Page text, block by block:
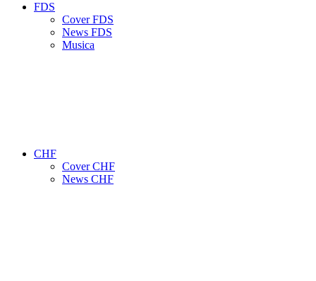
FDS
Cover FDS
News FDS
Musica
CHF
Cover CHF
News CHF